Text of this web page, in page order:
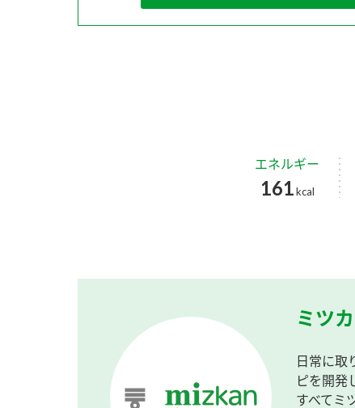
エネルギー
161kcal
ミツ
日常に取
ピを開発
すべてミ